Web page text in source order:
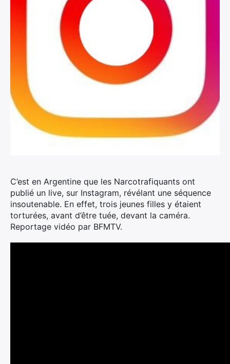
C’est en Argentine que les Narcotrafiquants ont
publié un live, sur Instagram, révélant une séquence
insoutenable. En effet, trois jeunes filles y étaient
torturées, avant d’être tuée, devant la caméra.
Reportage vidéo par BFMTV.